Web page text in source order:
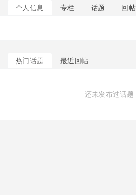
个人信息 专栏 话题 回帖
热门话题 最近回帖
还未发布过话题